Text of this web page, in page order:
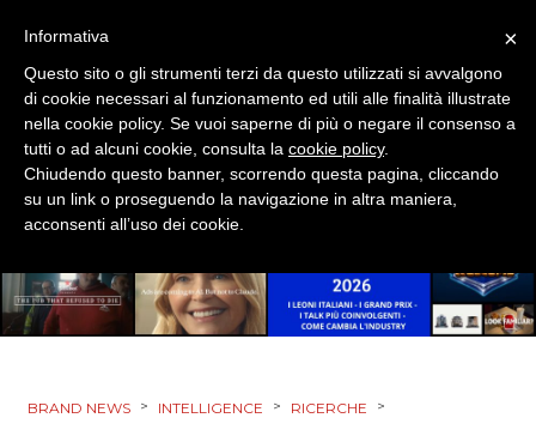
DIGITALE
EDITORIA
ESTERNA
TV
BRAND NEWS > INTELLIGENCE > RICERCHE >
×
Informativa
Questo sito o gli strumenti terzi da questo utilizzati si avvalgono
di cookie necessari al funzionamento ed utili alle finalità illustrate
nella cookie policy. Se vuoi saperne di più o negare il consenso a
tutti o ad alcuni cookie, consulta la cookie policy.
Chiudendo questo banner, scorrendo questa pagina, cliccando
su un link o proseguendo la navigazione in altra maniera,
acconsenti all’uso dei cookie.